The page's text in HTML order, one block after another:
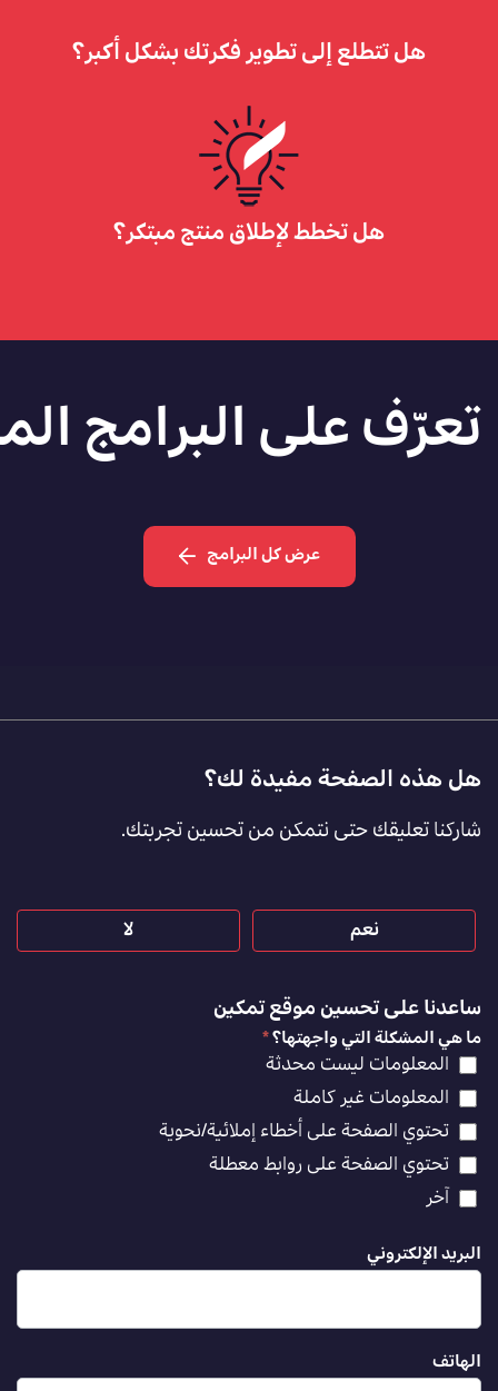
هل تتطلع إلى تطوير فكرتك بشكل أكبر؟
هل تخطط لإطلاق منتج مبتكر؟
تعرّفعلىالبرامج
عرض كل البرامج
Footer
Feedback
[AR]
هل هذه الصفحة مفيدة لك؟
شاركنا تعليقك حتى نتمكن من تحسين تجربتك.
نعم لا
ساعدنا على تحسين موقع تمكين
ما هي المشكلة التي واجهتها؟*
المعلومات ليست محدثة
المعلومات غير كاملة
تحتوي الصفحة على أخطاء إملائية/نحوية
تحتوي الصفحة على روابط معطلة
آخر
البريد الإلكتروني
الهاتف